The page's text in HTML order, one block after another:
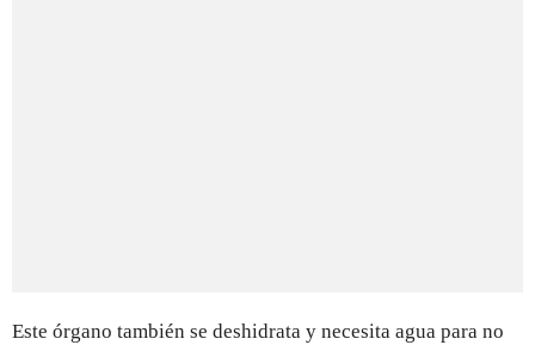
Este órgano también se deshidrata y necesita agua para no